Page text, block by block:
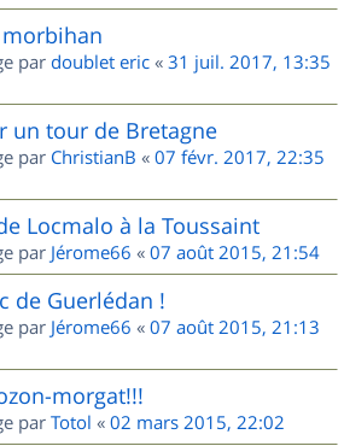
par doublet eric « 31 juil. 2017, 13:35
un tour de Bretagne
par ChristianB « 07 févr. 2017, 22:35
Locmalo à la Toussaint
par Jérome66 « 07 août 2015, 21:54
de Guerlédan !
par Jérome66 « 07 août 2015, 21:13
morgat!!!
par Totol « 02 mars 2015, 22:02